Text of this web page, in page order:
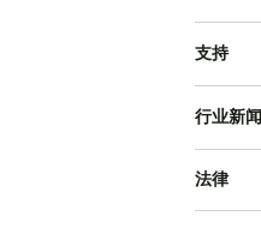
支持
行业新闻
法律